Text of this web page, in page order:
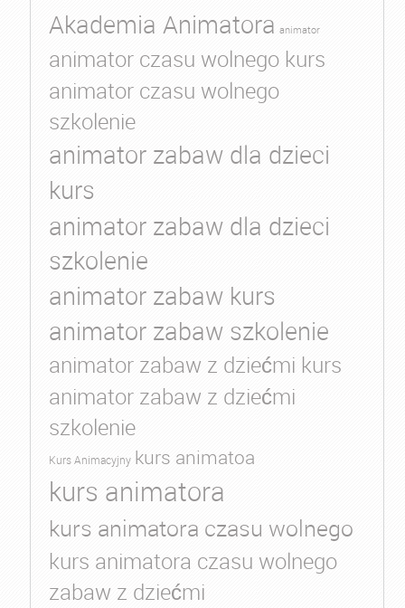
Akademia Animatora animator
animator czasu wolnego kurs
animator czasu wolnego
szkolenie
animator zabaw dla dzieci
kurs
animator zabaw dla dzieci
szkolenie
animator zabaw kurs
animator zabaw szkolenie
animator zabaw z dziećmi kurs
animator zabaw z dziećmi
szkolenie
Kurs Animacyjny kurs animatoa
kurs animatora
kurs animatora czasu wolnego
kurs animatora czasu wolnego
zabaw z dziećmi